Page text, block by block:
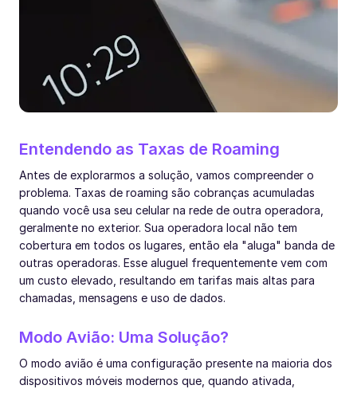
Entendendo as Taxas de Roaming
Antes de explorarmos a solução, vamos compreender o
problema. Taxas de roaming são cobranças acumuladas
quando você usa seu celular na rede de outra operadora,
geralmente no exterior. Sua operadora local não tem
cobertura em todos os lugares, então ela "aluga" banda de
outras operadoras. Esse aluguel frequentemente vem com
um custo elevado, resultando em tarifas mais altas para
chamadas, mensagens e uso de dados.
Modo Avião: Uma Solução?
O modo avião é uma configuração presente na maioria dos
dispositivos móveis modernos que, quando ativada,